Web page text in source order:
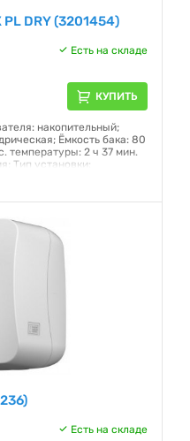
PL DRY (3201454)
Есть на складе
КУПИТЬ
накопительный;
Ёмкость бака: 80
температуры: 2 ч 37 мин.
Тип установки:
Есть на складе